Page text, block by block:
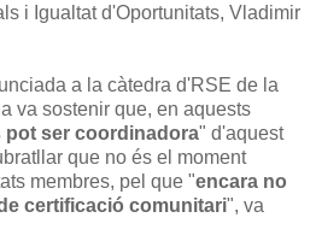
i Igualtat d'Oportunitats, Vladimir
a la càtedra d'RSE de la
va sostenir que, en aquests
pot ser coordinadora" d'aquest
que no és el moment
membres, pel que "encara no
certificació comunitari", va